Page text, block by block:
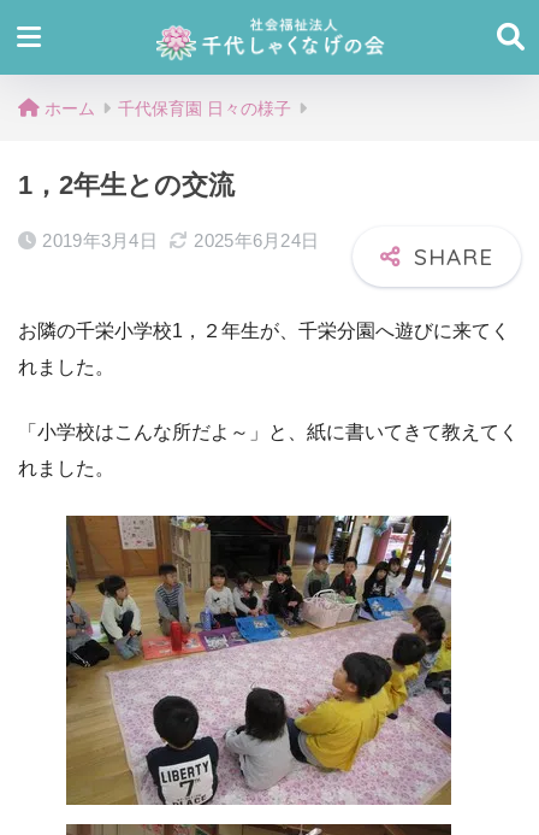
ホーム 千代保育園 日々の様子
1，2年生との交流
2019年3月4日 2025年6月24日
お隣の千栄小学校1，２年生が、千栄分園へ遊びに来てく
れました。
「小学校はこんな所だよ～」と、紙に書いてきて教えてく
れました。